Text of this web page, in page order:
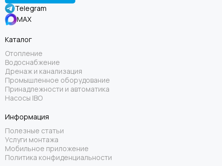
Telegram
MAX
Каталог
Отопление
Водоснабжение
Дренаж и канализация
Промышленное оборудование
Принадлежности и автоматика
Насосы IBO
Информация
Полезные статьи
Услуги монтажа
Мобильное приложение
Политика конфиденциальности